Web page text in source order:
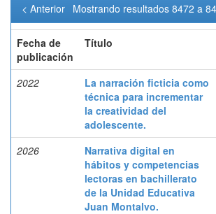
Mostrando resultados 8472 a
< Anterior
Fecha de
publicación
Título
2022
La narración ficticia como
técnica para incrementar
la creatividad del
adolescente.
2026
Narrativa digital en
hábitos y competencias
lectoras en bachillerato
de la Unidad Educativa
Juan Montalvo.